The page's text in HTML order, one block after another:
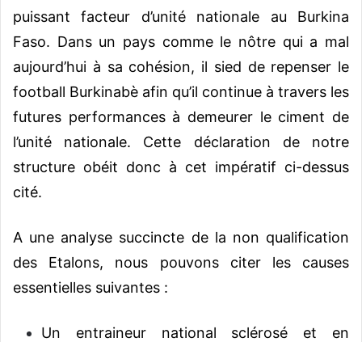
puissant facteur d’unité nationale au Burkina
Faso. Dans un pays comme le nôtre qui a mal
aujourd’hui à sa cohésion, il sied de repenser le
football Burkinabè afin qu’il continue à travers les
futures performances à demeurer le ciment de
l’unité nationale. Cette déclaration de notre
structure obéit donc à cet impératif ci-dessus
cité.
A une analyse succincte de la non qualification
des Etalons, nous pouvons citer les causes
essentielles suivantes :
Un entraineur national sclérosé et en